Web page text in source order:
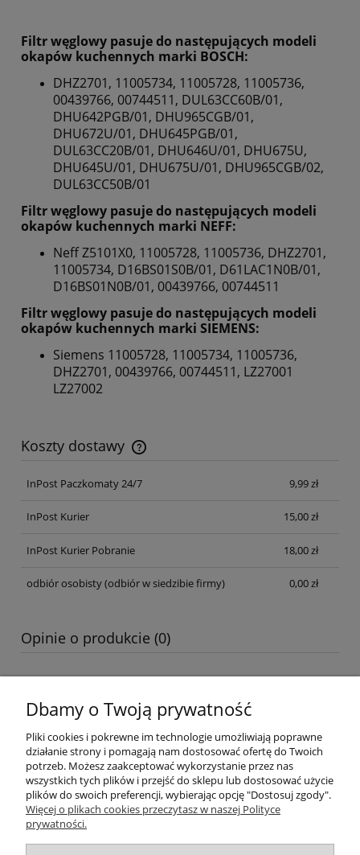
Filtr węglowy pasuje do następujących modeli
okapów kuchennych marki BOSCH:
DHZ2701, 11005734, 11005728, 11005736,
00439766, 00744511, DUL63CC60B/01,
DHU642PGB/01, DHU965CGB/01,
DHU672U/01, DHU645PGB/01,
DUL63CC20B/01, DHU646U/01, DHU675U,
DHU645U/01, DHU675U/01, DHU965CGB/02,
DUL63CC50B/01
Filtr węglowy pasuje do następujących modeli
okapów kuchennych marki NEFF:
Neff Z5101X0, 11005728, 11005736, DHZ2701,
11005734, D16BS01S0B/01, D61LAC1N0B/01,
D16BS01N0B/01, 00439766, 00744511
Filtr węglowy pasuje do następujących modeli
okapów kuchennych marki SIEMENS:
Siemens 11005728, 11005734, 11005736,
DHZ2701, 00439766, 00744511, LZ27001
LZ27002
Koszty dostawy
Cena nie zawiera ewentualnych kosztów płatności
InPost Paczkomaty 24/7
9,99 zł
InPost Kurier 15,00 zł
InPost Kurier Pobranie 18,00 zł
odbiór osobisty(odbiór w siedzibie firmy) 0,00 zł
Opinie o produkcie (0)
Pomoc
Moje konto
Dbamy o Twoją prywatność
Pliki cookies i pokrewne im technologie umożliwiają poprawne
działanie strony i pomagają nam dostosować ofertę do Twoich
potrzeb. Możesz zaakceptować wykorzystanie przez nas
wszystkich tych plików i przejść do sklepu lub dostosować użycie
plików do swoich preferencji, wybierając opcję "Dostosuj zgody".
Więcej o plikach cookies przeczytasz w naszej Polityce
prywatności.